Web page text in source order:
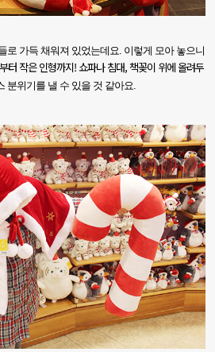
로 가득 채워져 있었는데요. 이렇게 모아 놓으니
터 작은 인형까지! 쇼파나 침대, 책꽂이 위에 올려두
분위기를 낼 수 있을 것 같아요